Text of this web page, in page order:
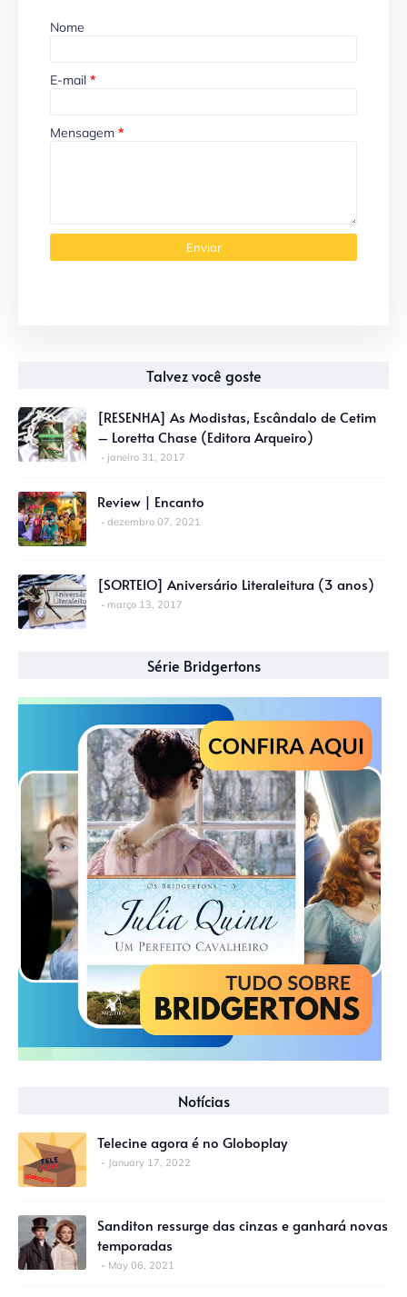
Nome
E-mail *
Mensagem *
Talvez você goste
[RESENHA] As Modistas, Escândalo de Cetim
– Loretta Chase (Editora Arqueiro)
janeiro 31, 2017
Review | Encanto
dezembro 07, 2021
[SORTEIO] Aniversário Literaleitura (3 anos)
março 13, 2017
Série Bridgertons
Notícias
Telecine agora é no Globoplay
January 17, 2022
Sanditon ressurge das cinzas e ganhará novas
temporadas
May 06, 2021